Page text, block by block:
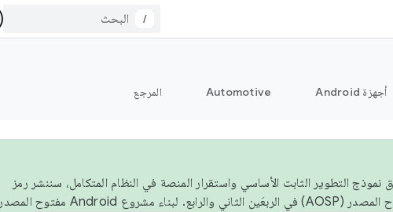
/
أجهزة Android Automotive المرجع
ولضمان اتّساق نموذج التطوير الثابت الأساسي واستقرار المنصة في النظام المتكامل، سننشر رمز
المصدر في مشروع Android مفتوح المصدر (AOSP) في الربعَين الثاني والرابع. لبناء مشروع Android مفتوح المصدر